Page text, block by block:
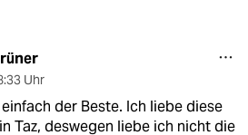
Uhr
der Beste. Ich liebe diese
Taz, deswegen liebe ich nicht die